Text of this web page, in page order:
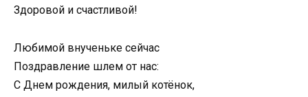
Здоровой и счастливой!
Любимой внученьке сейчас
Поздравление шлем от нас:
С Днем рождения, милый котёнок,